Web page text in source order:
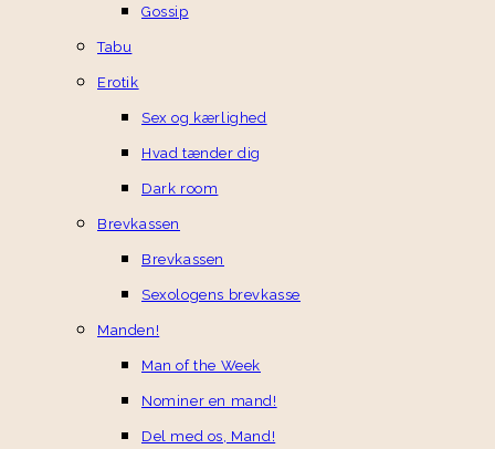
Gossip
Tabu
Erotik
Sex og kærlighed
Hvad tænder dig
Dark room
Brevkassen
Brevkassen
Sexologens brevkasse
Manden!
Man of the Week
Nominer en mand!
Del med os, Mand!